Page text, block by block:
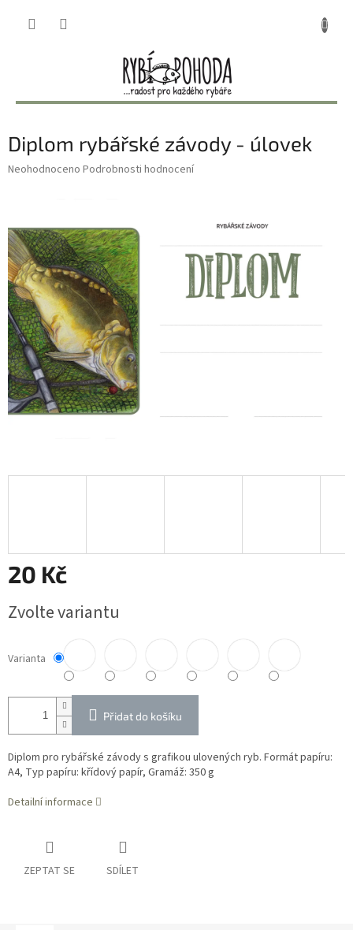
Diplom rybářské závody - úlovek
Průměrné
0,0
z
5
hvězdiček.
Neohodnoceno Podrobnosti hodnocení
20 Kč
cena:
Zvolte variantu
Varianta
Přidat do košíku
Diplom pro rybářské závody s grafikou ulovených ryb. Formát papíru:
A4, Typ papíru: křídový papír, Gramáž: 350 g
Detailní informace
ZEPTAT SE SDÍLET